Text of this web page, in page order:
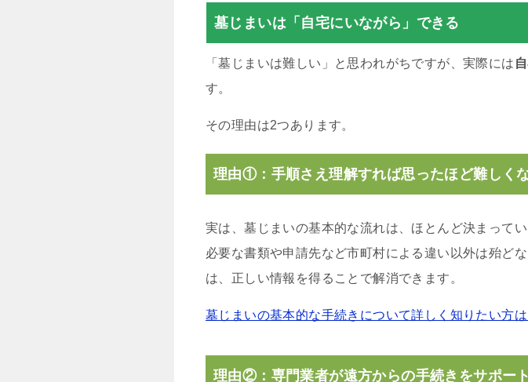
墓じまいは「自宅にいながら」できる
「墓じまいは難しい」と思われがちですが、実際には
す。
その理由は2つあります。
理由①：手順さえ理解すれば思ったほど難しく
実は、墓じまいの基本的な流れは、ほとんど決まってい
必要な書類や申請先など市町村による違い以外は殆ど
は、正しい情報を得ることで解消できます。
墓じまいの基本的な手続きについて詳しく知りたい方
理由②：専門業者が遠方からの手続きをサポー